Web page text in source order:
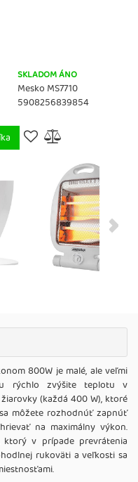
SKLADOM ÁNO
Mesko MS7710
5908256839854
800W je malé, ale veľmi
rýchlo zvýšite teplotu v
(každá 400 W), ktoré
môžete rozhodnúť zapnúť
na maximálny výkon.
ktorý v prípade prevrátenia
rukoväti a veľkosti sa